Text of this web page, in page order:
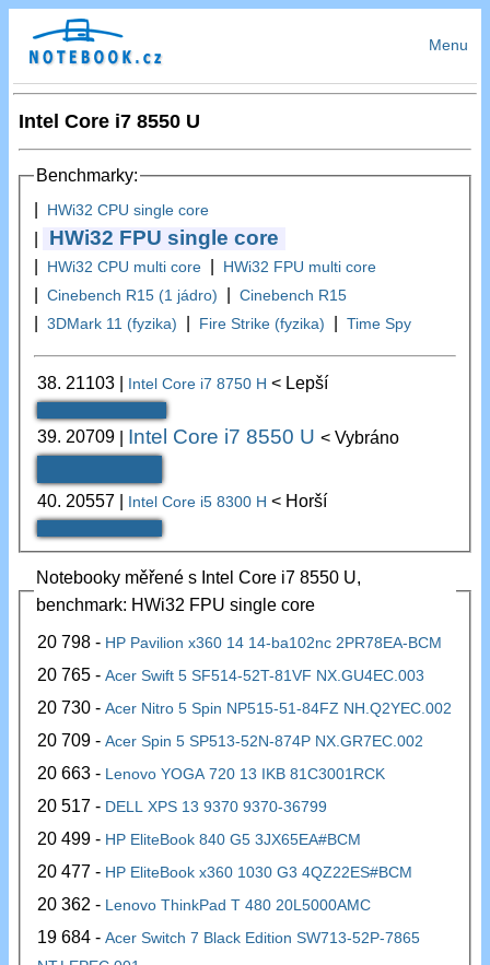
Menu
Intel Core i7 8550 U
Benchmarky:
HWi32 CPU single core
HWi32 FPU single core
HWi32 CPU multi core HWi32 FPU multi core
|Cinebench R15 (1 jádro) |Cinebench R15
|3DMark 11 (fyzika) Fire Strike (fyzika) |Time Spy
38. 21103 Intel Core i7 8750 H< Lepší
39. 20709 Intel Core i7 8550 U< Vybráno
40. 20557 Intel Core i5 8300 H< Horší
Notebooky měřené s Intel Core i7 8550 U,
benchmark: HWi32 FPU single core
20 798 - HP Pavilion x360 14 14-ba102nc 2PR78EA-BCM
20 765 -Acer Swift 5 SF514-52T-81VF NX.GU4EC.003
20 730 -Acer Nitro 5 Spin NP515-51-84FZ NH.Q2YEC.002
20 709 -Acer Spin 5 SP513-52N-874P NX.GR7EC.002
20 663 - Lenovo YOGA 720 13 IKB 81C3001RCK
20 517 - DELL XPS 13 9370 9370-36799
20 499 - HP EliteBook 840 G5 3JX65EA#BCM
20 477 - HP EliteBook x360 1030 G3 4QZ22ES#BCM
20 362 - Lenovo ThinkPad T 480 20L5000AMC
19 684 -Acer Switch 7 Black Edition SW713-52P-7865